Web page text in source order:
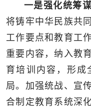
一是强化统筹
将铸牢中华民族共
工作要点和教育工
重要内容，纳入教
育培训内容，形成
局。加强统战、宣
合制定教育系统深